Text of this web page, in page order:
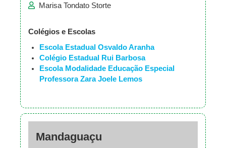
Marisa Tondato Storte
Colégios e Escolas
Escola Estadual Osvaldo Aranha
Colégio Estadual Rui Barbosa
Escola Modalidade Educação Especial
Professora Zara Joele Lemos
Mandaguaçu